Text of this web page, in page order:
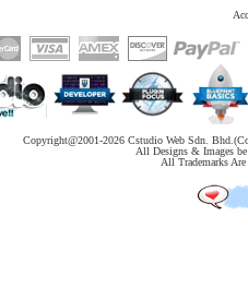
Copyright@2001-2026 Cstudio Web Sdn.
All Designs & Images
All Trademarks